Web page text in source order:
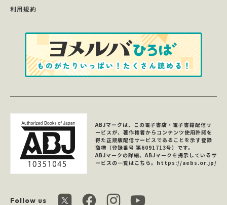
利用規約
Follow us
ABJマークは、この電子書店・電子書籍配信サ
ービスが、著作権者からコンテンツ使用許諾を
得た正規版配信サービスであることを示す登録
商標（登録番号 第6091713号）です。
ABJマークの詳細、ABJマークを掲示しているサ
ービスの一覧はこちら。 https://aebs.or.jp/